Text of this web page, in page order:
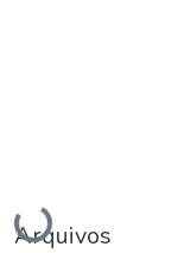
Carregando...
Arquivos